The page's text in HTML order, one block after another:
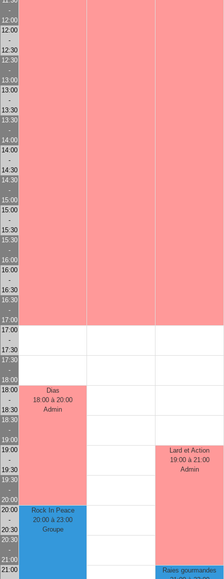
-
12:00
12:00
-
12:30
12:30
-
13:00
13:00
-
13:30
13:30
-
14:00
14:00
-
14:30
14:30
-
15:00
15:00
-
15:30
15:30
-
16:00
16:00
-
16:30
16:30
-
17:00
17:00
-
17:30
17:30
-
18:00
18:00
-
18:30
Dias
18:00 à 20:00
Admin
18:30
-
19:00
19:00
-
19:30
Lard et Action
19:00 à 21:00
Admin
19:30
-
20:00
20:00
-
20:30
Rock In Peace
20:00 à 23:00
Groupe
20:30
-
21:00
21:00
Raies gourmandes